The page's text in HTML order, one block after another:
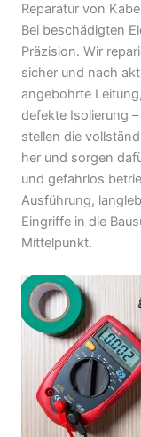
Reparatur von
Bei beschädigten
Präzision. Wir
sicher und nach
angebohrte
defekte Isolierung
stellen die
her und sorgen
und gefahrlos
Ausführung,
Eingriffe in die
Mittelpunkt.